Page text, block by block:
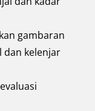
gambaran
dan kelenjar